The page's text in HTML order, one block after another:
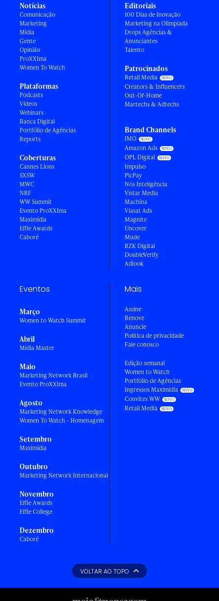
Notícias
Comunicação
Marketing
Mídia
Gente
Opinião
ProXXIma
Women To Watch
Plataformas
Podcasts
Vídeos
Webinars
Banca Digital
Portfólio de Agências
Reports
Coberturas
Cannes Lions
SXSW
MWC
NRF
WW Summit
Evento ProXXIma
Maximídia
Effie Awards
Caboré
Editoriais
100 Dias de Inovação
Marketing na Olimpíada
Drops Agências &
Anunciantes
Talento
Patrocinados
Retail Media
Creators & Influencers
Out-Of-Home
Martechs & Adtechs
Brand Channels
IMO
Amazon Ads
OPL Digital
Impulso
PicPay
Nós Inteligência
Vistar Media
Machina
Viasat Ads
Magnite
Uncover
Mude
RZK Digital
DoubleVerify
Adlook
Eventos
Março
Women to Watch Summit
Abril
Mídia Master
Maio
Marketing Network Brasil
Evento ProXXIma
Agosto
Marketing Network Knowledge
Women To Watch - Homenagem
Setembro
Maximídia
Outubro
Marketing Network Internacional
Novembro
Effie Awards
Effie College
Dezembro
Caboré
Mais
Assine
Renove
Anuncie
Política de privacidade
Fale conosco
Edição semanal
Women to Watch
Portfólio de Agências
Ingressos Maximídia
Convites WW
Retail Media
VOLTAR AO TOPO